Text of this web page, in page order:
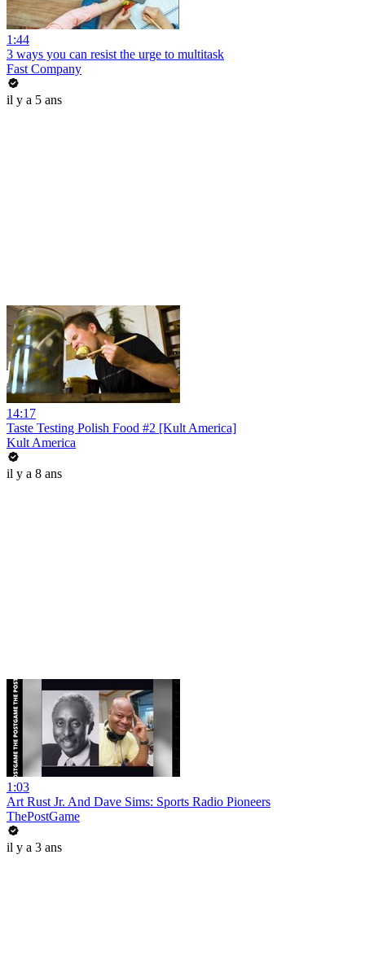
1:44
3 ways you can resist the urge to multitask
Fast Company
il y a 5 ans
14:17
Taste Testing Polish Food #2 [Kult America]
Kult America
il y a 8 ans
1:03
Art Rust Jr. And Dave Sims: Sports Radio Pioneers
ThePostGame
il y a 3 ans